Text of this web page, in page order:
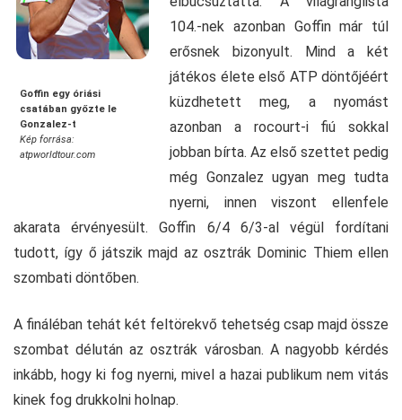
Goffin egy óriási
csatában győzte le
Gonzalez-t
Kép forrása:
atpworldtour.com
104.-nek azonban Goffin már túl
erősnek bizonyult. Mind a két
játékos élete első ATP döntőjéért
küzdhetett meg, a nyomást
azonban a rocourt-i fiú sokkal
jobban bírta. Az első szettet pedig
még Gonzalez ugyan meg tudta
nyerni, innen viszont ellenfele
akarata érvényesült. Goffin 6/4 6/3-al végül fordítani
tudott, így ő játszik majd az osztrák Dominic Thiem ellen
szombati döntőben.
A fináléban tehát két feltörekvő tehetség csap majd össze
szombat délután az osztrák városban. A nagyobb kérdés
inkább, hogy ki fog nyerni, mivel a hazai publikum nem vitás
kinek fog drukkolni holnap.